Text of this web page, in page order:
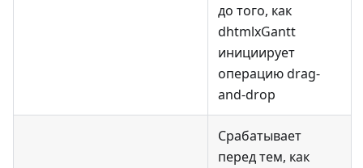
до того, как
dhtmlxGantt
инициирует
операцию drag-
and-drop
Срабатывает
перед тем, как